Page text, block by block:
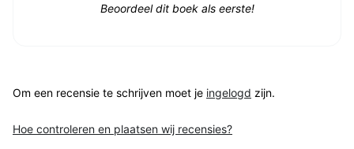
Beoordeel dit boek als eerste!
Om een recensie te schrijven moet je ingelogd zijn.
Hoe controleren en plaatsen wij recensies?